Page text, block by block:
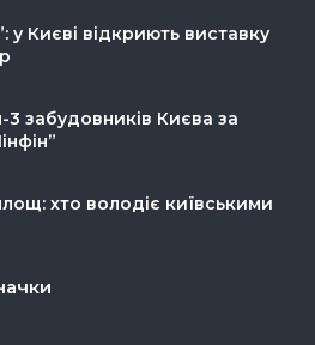
Києві відкриють виставку
3 забудовників Києва за
хто володіє київськими